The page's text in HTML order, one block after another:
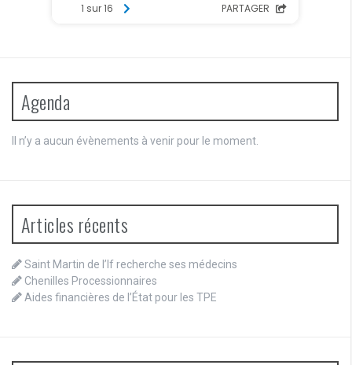
Agenda
Il n’y a aucun évènements à venir pour le moment.
Articles récents
Saint Martin de l’If recherche ses médecins
Chenilles Processionnaires
Aides financières de l’État pour les TPE